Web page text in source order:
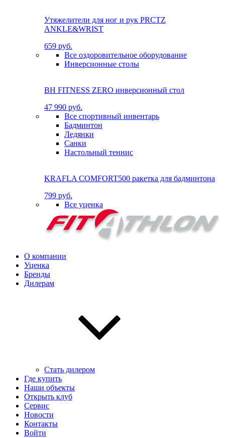
Утяжелители для ног и рук PRCTZ
ANKLE&WRIST
659 руб.
Все оздоровительное оборудование
Инверсионные столы
BH FITNESS ZERO инверсионный стол
47 990 руб.
Все спортивный инвентарь
Бадминтон
Ледянки
Санки
Настольный теннис
KRAFLA COMFORT500 ракетка для бадминтона
799 руб.
Все уценка
О компании
Уценка
Бренды
Дилерам
Стать дилером
Где купить
Наши объекты
Открыть клуб
Сервис
Новости
Контакты
Войти